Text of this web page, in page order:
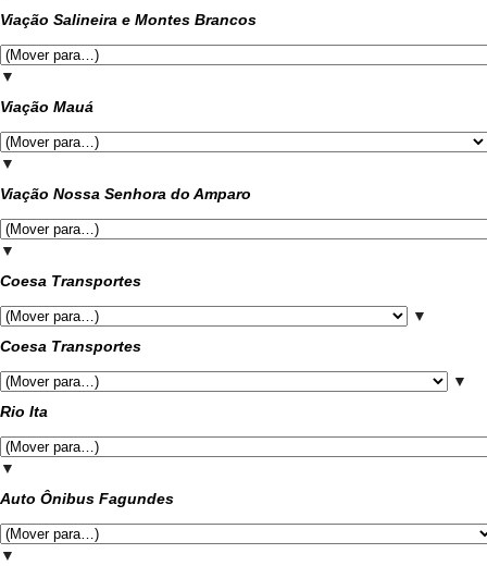
Viação Salineira e Montes Brancos
▼
Viação Mauá
▼
Viação Nossa Senhora do Amparo
▼
Coesa Transportes
▼
Coesa Transportes
▼
Rio Ita
▼
Auto Ônibus Fagundes
▼